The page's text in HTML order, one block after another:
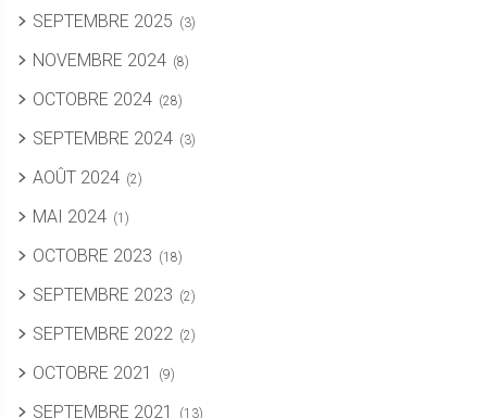
SEPTEMBRE 2025 (3)
NOVEMBRE 2024 (8)
OCTOBRE 2024 (28)
SEPTEMBRE 2024 (3)
AOÛT 2024 (2)
MAI 2024 (1)
OCTOBRE 2023 (18)
SEPTEMBRE 2023 (2)
SEPTEMBRE 2022 (2)
OCTOBRE 2021 (9)
SEPTEMBRE 2021 (13)